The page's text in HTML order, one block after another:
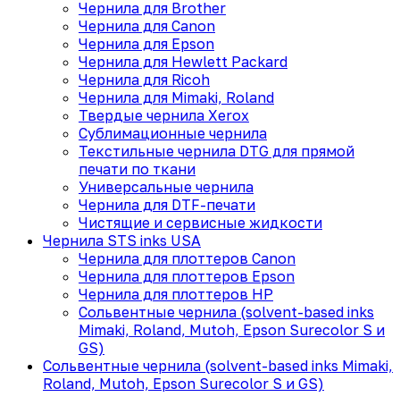
Чернила для Brother
Чернила для Canon
Чернила для Epson
Чернила для Hewlett Packard
Чернила для Ricoh
Чернила для Mimaki, Roland
Твердые чернила Xerox
Сублимационные чернила
Текстильные чернила DTG для прямой
печати по ткани
Универсальные чернила
Чернила для DTF-печати
Чистящие и сервисные жидкости
Чернила STS inks USA
Чернила для плоттеров Canon
Чернила для плоттеров Epson
Чернила для плоттеров HP
Сольвентные чернила (solvent-based inks
Mimaki, Roland, Mutoh, Epson Surecolor S и
GS)
Сольвентные чернила (solvent-based inks Mimaki,
Roland, Mutoh, Epson Surecolor S и GS)